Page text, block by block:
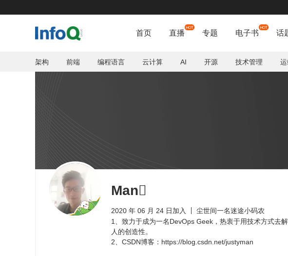
首页 直播 专题 电子书 话
架构 前端 编程语言 云计算 AI 开源 技术管理
Man
2020 年 06 月 24 日加入
尘世间一名迷途小码农
1、致力于成为一名DevOps Geek，热衷于用技术方式去
人的创造性。
2、CSDN博客：https://blog.csdn.net/justyman